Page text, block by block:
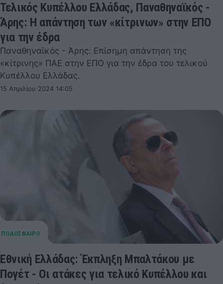
Τελικός Κυπέλλου Ελλάδας, Παναθηναϊκός -
Άρης: Η απάντηση των «κίτρινων» στην ΕΠΟ
για την έδρα
Παναθηναϊκός - Άρης: Επίσημη απάντηση της
«κίτρινης» ΠΑΕ στην ΕΠΟ για την έδρα του τελικού
Κυπέλλου Ελλάδας.
15 Απριλίου 2024 14:05
Εθνική Ελλάδας: Έκπληξη Μπαλτάκου με
Πογέτ - Οι ατάκες για τελικό Κυπέλλου και